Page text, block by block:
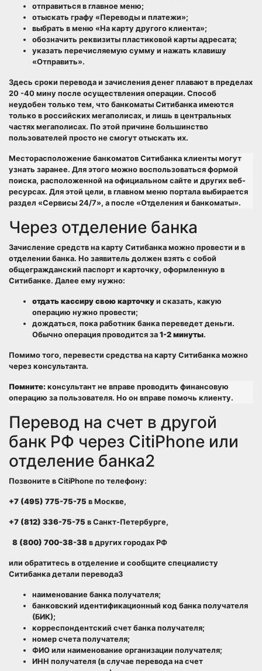
отправиться в главное меню;
отыскать графу «Переводы и платежи»;
выбрать в меню «На карту другого клиента»;
обозначить реквизиты пластиковой карты адресата;
указать перечисляемую сумму и нажать клавишу
«Отправить».
Здесь сроки перевода и зачисления денег плавают в пределах
20 -40 мину после осуществления операции. Способ
неудобен только тем, что банкоматы Ситибанка имеются
только в российских мегаполисах, и лишь в центральных
частях мегаполисах. По этой причине большинство
пользователей просто не смогут отыскать их.
Месторасположение банкоматов Ситибанка клиенты могут
узнать заранее. Для этого можно воспользоваться формой
поиска, расположенной на официальном сайте и других веб-
ресурсах. Для этой цели, в главном меню портала выбирается
раздел «Сервисы 24/7», а после «Отделения и банкоматы».
Через отделение банка
Зачисление средств на карту Ситибанка можно провести и в
отделении банка. Но заявитель должен взять с собой
общегражданский паспорт и карточку, оформленную в
Ситибанке. Далее ему нужно:
отдать кассиру свою карточку и сказать, какую
операцию нужно провести;
дождаться, пока работник банка переведет деньги.
Обычно операция проводится за 1-2 минуты.
Помимо того, перевести средства на карту Ситибанка можно
через консультанта.
Помните: консультант не вправе проводить финансовую
операцию за пользователя. Но он вправе помочь клиенту.
Перевод на счет в другой
банк РФ через CitiPhone или
отделение банка2
Позвоните в CitiPhone по телефону:
+7 (495) 775-75-75 в Москве,
+7 (812) 336-75-75 в Санкт-Петербурге,
8 (800) 700-38-38 в других городах РФ
или обратитесь в отделение и сообщите специалисту
Ситибанка детали перевода3
наименование банка получателя;
банковский идентификационный код банка получателя
(БИК);
корреспондентский счет банка получателя;
номер счета получателя;
ФИО или наименование организации получателя;
ИНН получателя (в случае перевода на счет